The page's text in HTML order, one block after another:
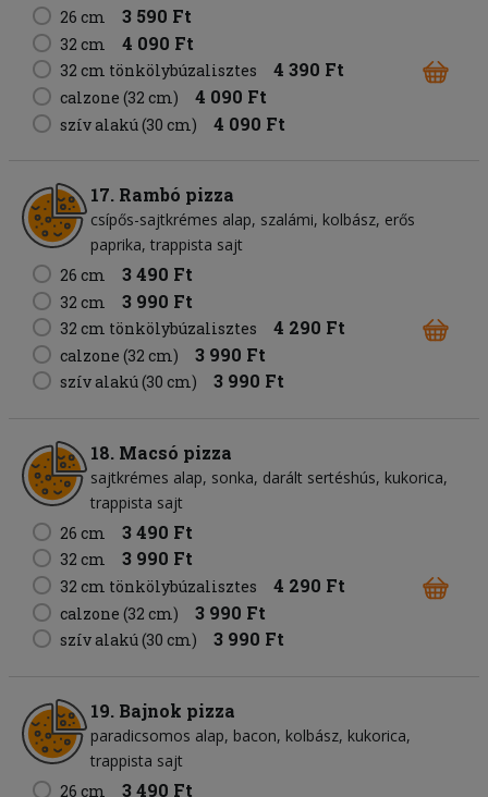
26 cm 3 590 Ft
32 cm 4 090 Ft
32 cm tönkölybúzalisztes 4 390 Ft
calzone (32 cm) 4 090 Ft
szív alakú (30 cm) 4 090 Ft
17. Rambó pizza
csípős-sajtkrémes alap szalámi kolbász erős
paprika trappista sajt
26 cm
3 490 Ft
32 cm 3 990 Ft
32 cm tönkölybúzalisztes 4 290 Ft
calzone (32 cm) 3 990 Ft
szív alakú (30 cm) 3 990 Ft
18. Macsó pizza
sajtkrémes alap sonka darált sertéshús kukorica
trappista sajt
26 cm
3 490 Ft
32 cm 3 990 Ft
32 cm tönkölybúzalisztes 4 290 Ft
calzone (32 cm) 3 990 Ft
szív alakú (30 cm) 3 990 Ft
19. Bajnok pizza
paradicsomos alap bacon kolbász kukorica
trappista sajt
26 cm
3 490 Ft